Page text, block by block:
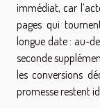
immédiat, car
pages qui
longue date : au-
seconde
les conversions
promesse restent